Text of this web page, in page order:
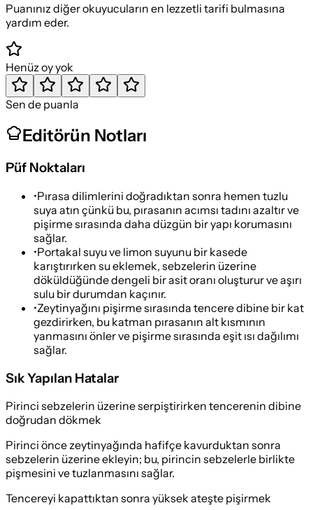
Puanınız diğer okuyucuların en lezzetli tarifi bulmasına
yardım eder.
Henüz oy yok
Sen de puanla
Editörün Notları
Püf Noktaları
•Pırasa dilimlerini doğradıktan sonra hemen tuzlu
suya atın çünkü bu, pırasanın acımsı tadını azaltır ve
pişirme sırasında daha düzgün bir yapı korumasını
sağlar.
•Portakal suyu ve limon suyunu bir kasede
karıştırırken su eklemek, sebzelerin üzerine
döküldüğünde dengeli bir asit oranı oluşturur ve aşırı
sulu bir durumdan kaçınır.
•Zeytinyağını pişirme sırasında tencere dibine bir kat
gezdirirken, bu katman pırasanın alt kısmının
yanmasını önler ve pişirme sırasında eşit ısı dağılımı
sağlar.
Sık Yapılan Hatalar
Pirinci sebzelerin üzerine serpiştirirken tencerenin dibine
doğrudan dökmek
Pirinci önce zeytinyağında hafifçe kavurduktan sonra
sebzelerin üzerine ekleyin; bu, pirincin sebzelerle birlikte
pişmesini ve tuzlanmasını sağlar.
Tencereyi kapattıktan sonra yüksek ateşte pişirmek